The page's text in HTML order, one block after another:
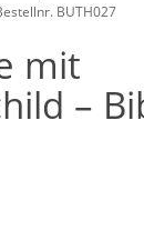
BUTH027
mit
–